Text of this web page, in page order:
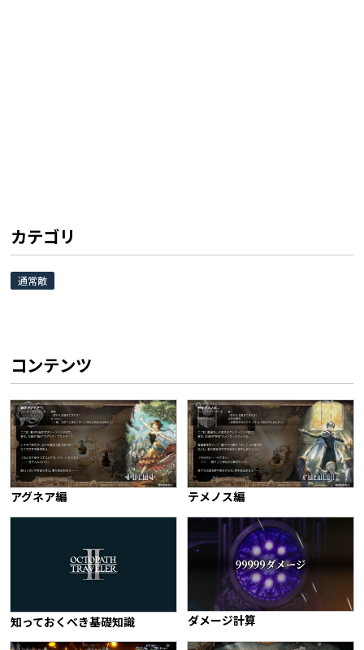
カテゴリ
通常敵
コンテンツ
アグネア編 テメノス編
知っておくべき基礎知識 ダメージ計算